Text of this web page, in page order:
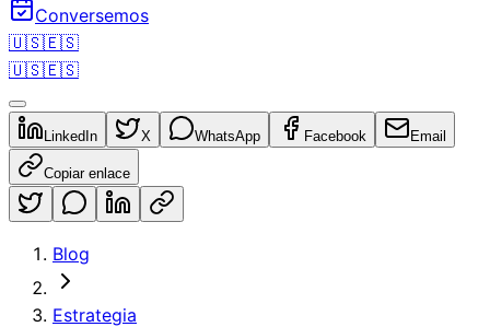
Conversemos
🇺🇸🇪🇸
🇺🇸🇪🇸
LinkedIn X WhatsApp Facebook Email
Copiar enlace
Blog
Estrategia